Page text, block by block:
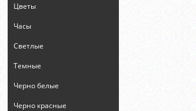
Цветы
Часы
Светлые
Темные
Черно белые
Черно красные